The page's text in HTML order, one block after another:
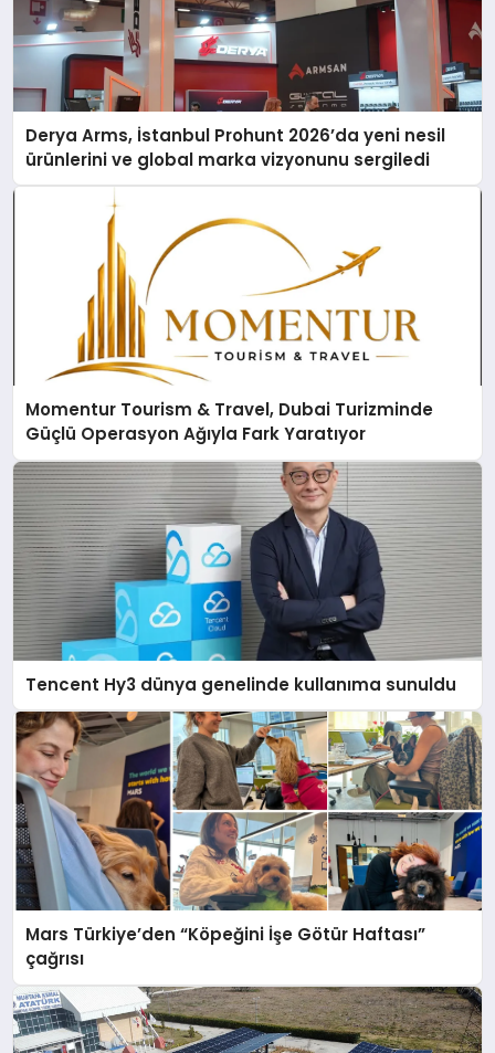
Derya Arms, İstanbul Prohunt 2026’da yeni nesil
ürünlerini ve global marka vizyonunu sergiledi
Momentur Tourism & Travel, Dubai Turizminde
Güçlü Operasyon Ağıyla Fark Yaratıyor
Tencent Hy3 dünya genelinde kullanıma sunuldu
Mars Türkiye’den “Köpeğini İşe Götür Haftası”
çağrısı